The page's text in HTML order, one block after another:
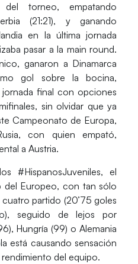
torneo, empatando
(21:21), y ganando
en la última jornada
pasar a la main round.
ganaron a Dinamarca
gol sobre la bocina,
final con opciones
sin olvidar que ya
Campeonato de Europa,
con quien empató,
a Austria.
#HispanosJuveniles, el
Europeo, con tan sólo
partido (20’75 goles
seguido de lejos por
Hungría (99) o Alemania
está causando sensación
del equipo.